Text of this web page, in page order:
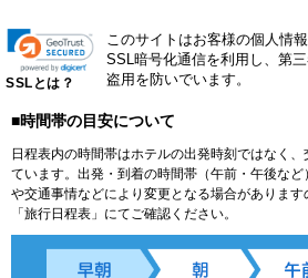
SSLとは？
このサイトはお客様の個人情
SSL暗号化通信を利用し、第
盗用を防いでいます。
■時間帯の目安について
日程表内の時間帯はホテルの出発時刻ではなく
ています。出発・到着の時間帯（午前・午後な
や交通事情などにより変更となる場合がありま
「旅行日程表」にてご確認ください。